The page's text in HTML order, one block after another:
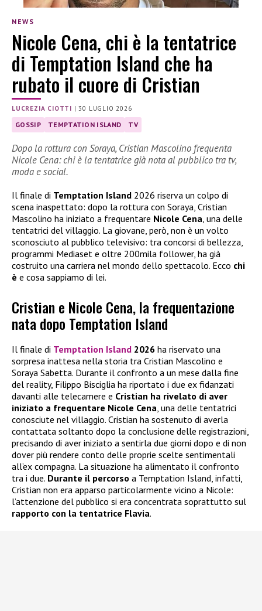
NEWS
Nicole Cena, chi è la tentatrice
di Temptation Island che ha
rubato il cuore di Cristian
LUCREZIA CIOTTI |30 LUGLIO 2026
GOSSIP TEMPTATION ISLAND TV
Dopo la rottura con Soraya, Cristian Mascolino frequenta
Nicole Cena: chi è la tentatrice già nota al pubblico tra tv,
moda e social.
Il finale di Temptation Island 2026 riserva un colpo di
scena inaspettato: dopo la rottura con Soraya, Cristian
Mascolino ha iniziato a frequentare Nicole Cena, una delle
tentatrici del villaggio. La giovane, però, non è un volto
sconosciuto al pubblico televisivo: tra concorsi di bellezza,
programmi Mediaset e oltre 200mila follower, ha già
costruito una carriera nel mondo dello spettacolo. Ecco chi
è e cosa sappiamo di lei.
Cristian e Nicole Cena, la frequentazione
nata dopo Temptation Island
Il finale di Temptation Island 2026 ha riservato una
sorpresa inattesa nella storia tra Cristian Mascolino e
Soraya Sabetta. Durante il confronto a un mese dalla fine
del reality, Filippo Bisciglia ha riportato i due ex fidanzati
davanti alle telecamere e Cristian ha rivelato di aver
iniziato a frequentare Nicole Cena , una delle tentatrici
conosciute nel villaggio. Cristian ha sostenuto di averla
contattata soltanto dopo la conclusione delle registrazioni,
precisando di aver iniziato a sentirla due giorni dopo e di non
dover più rendere conto delle proprie scelte sentimentali
all’ex compagna. La situazione ha alimentato il confronto
tra i due. Durante il percorso a Temptation Island, infatti,
Cristian non era apparso particolarmente vicino a Nicole:
l’attenzione del pubblico si era concentrata soprattutto sul
rapporto con la tentatrice Flavia.